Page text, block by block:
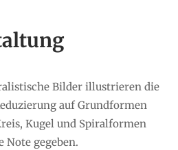
Bilder illustrieren die
auf Grundformen
Kugel und Spiralformen
gegeben.